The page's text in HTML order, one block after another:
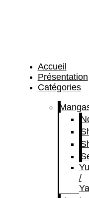
Accueil
Présentation
Catégories
/